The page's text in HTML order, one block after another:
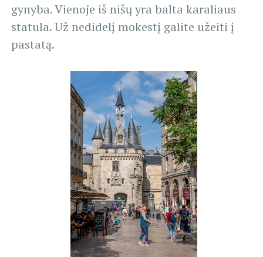
gynyba. Vienoje iš nišų yra balta karaliaus
statula. Už nedidelį mokestį galite užeiti į
pastatą.